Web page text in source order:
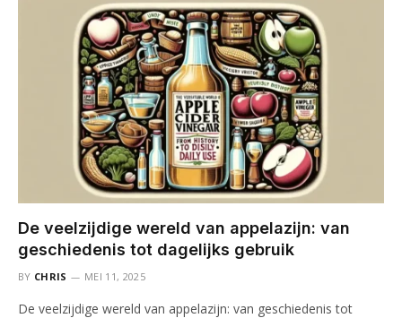
De veelzijdige wereld van appelazijn: van
geschiedenis tot dagelijks gebruik
BY CHRIS MEI 11, 2025
De veelzijdige wereld van appelazijn: van geschiedenis tot